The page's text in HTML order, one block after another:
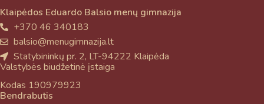
Klaipėdos Eduardo Balsio menų gimnazija
+370 46 340183
balsio@menugimnazija.lt
Statybininkų pr. 2, LT-94222 Klaipėda
Valstybės biudžetinė įstaiga
Kodas 190979923
Bendrabutis